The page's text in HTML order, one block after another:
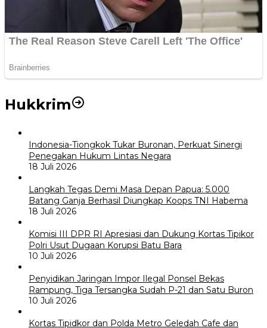
Hukkrim
Indonesia-Tiongkok Tukar Buronan, Perkuat Sinergi
Penegakan Hukum Lintas Negara
18 Juli 2026
Langkah Tegas Demi Masa Depan Papua: 5.000
Batang Ganja Berhasil Diungkap Koops TNI Habema
18 Juli 2026
Komisi III DPR RI Apresiasi dan Dukung Kortas Tipikor
Polri Usut Dugaan Korupsi Batu Bara
10 Juli 2026
Penyidikan Jaringan Impor Ilegal Ponsel Bekas
Rampung, Tiga Tersangka Sudah P-21 dan Satu Buron
10 Juli 2026
Kortas Tipidkor dan Polda Metro Geledah Cafe dan